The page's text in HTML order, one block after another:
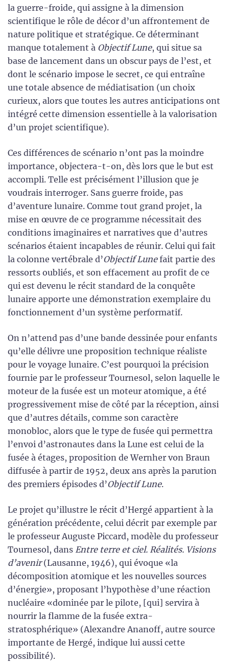
la guerre-froide, qui assigne à la dimension
scientifique le rôle de décor d’un affrontement de
nature politique et stratégique. Ce déterminant
manque totalement à Objectif Lune, qui situe sa
base de lancement dans un obscur pays de l’est, et
dont le scénario impose le secret, ce qui entraîne
une totale absence de médiatisation (un choix
curieux, alors que toutes les autres anticipations ont
intégré cette dimension essentielle à la valorisation
d’un projet scientifique).
Ces différences de scénario n’ont pas la moindre
importance, objectera-t-on, dès lors que le but est
accompli. Telle est précisément l’illusion que je
voudrais interroger. Sans guerre froide, pas
d’aventure lunaire. Comme tout grand projet, la
mise en œuvre de ce programme nécessitait des
conditions imaginaires et narratives que d’autres
scénarios étaient incapables de réunir. Celui qui fait
la colonne vertébrale d’Objectif Lunefait partie des
ressorts oubliés, et son effacement au profit de ce
qui est devenu le récit standard de la conquête
lunaire apporte une démonstration exemplaire du
fonctionnement d’un système performatif.
On n’attend pas d’une bande dessinée pour enfants
qu’elle délivre une proposition technique réaliste
pour le voyage lunaire. C’est pourquoi la précision
fournie par le professeur Tournesol, selon laquelle le
moteur de la fusée est un moteur atomique, a été
progressivement mise de côté par la réception, ainsi
que d’autres détails, comme son caractère
monobloc, alors que le type de fusée qui permettra
l’envoi d’astronautes dans la Lune est celui de la
fusée à étages, proposition de Wernher von Braun
diffusée à partir de 1952, deux ans après la parution
des premiers épisodes d’Objectif Lune.
Le projet qu’illustre le récit d’Hergé appartient à la
génération précédente, celui décrit par exemple par
le professeur Auguste Piccard, modèle du professeur
Tournesol, dans Entre terre et ciel. Réalités. Visions
d’avenir(Lausanne, 1946), qui évoque «la
décomposition atomique et les nouvelles sources
d’énergie», proposant l’hypothèse d’une réaction
nucléaire «dominée par le pilote, [qui] servira à
nourrir la flamme de la fusée extra-
stratosphérique» (Alexandre Ananoff, autre source
importante de Hergé, indique lui aussi cette
possibilité).